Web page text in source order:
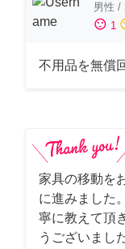
男性 /
sentiment_satisfied 1
不用品を無償
家具の移動を
に進みました
寧に教えて頂
うございまし